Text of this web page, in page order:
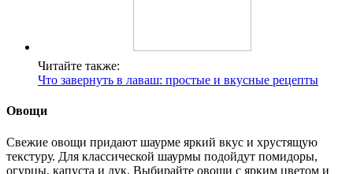
Читайте также:
Что завернуть в лаваш: простые и вкусные рецепты
Овощи
Свежие овощи придают шаурме яркий вкус и хрустящую
текстуру. Для классической шаурмы подойдут помидоры,
огурцы, капуста и лук. Выбирайте овощи с ярким цветом и